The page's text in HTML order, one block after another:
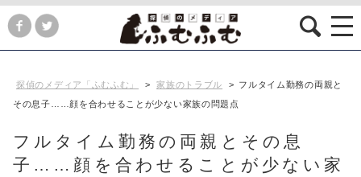
探偵のメディア「ふむふむ」 > 家族のトラブル > フルタイム勤務の両親と
その息子……顔を合わせることが少ない家族の問題点
フルタイム勤務の両親とその息
子……顔を合わせることが少ない家